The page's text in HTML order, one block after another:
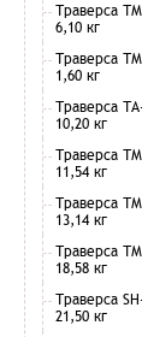
Траверса
6,10 кг
Траверса
1,60 кг
Траверса
10,20 кг
Траверса
11,54 кг
Траверса
13,14 кг
Траверса
18,58 кг
Траверса
21,50 кг